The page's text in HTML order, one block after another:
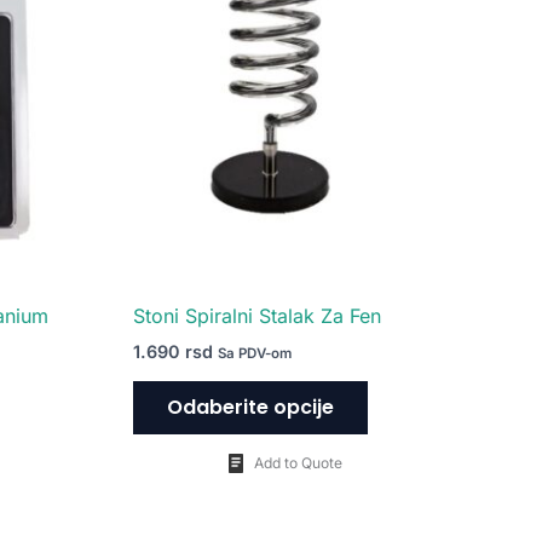
Stoni Spiralni Stalak Za Fen
1.690 rsd Sa PDV-om
Odaberite opcije
Add to Quote